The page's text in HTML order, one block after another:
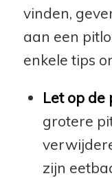
vinden,
aan een
enkele tips
Let op de
grotere
zijn